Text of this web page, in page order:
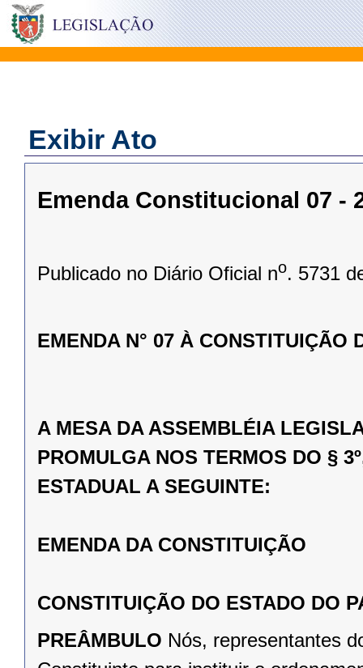
Exibir Ato
Emenda Constitucional 07 -
Publicado no Diário Oficial no. 5731
EMENDA N° 07 À CONSTITUIÇÃO
A MESA DA ASSEMBLÉIA
PROMULGA NOS TERMOS DO §
ESTADUAL A SEGUINTE:
EMENDA DA CONSTITUIÇÃO
CONSTITUIÇÃO DO ESTADO DO
PREÂMBULO Nós, representantes